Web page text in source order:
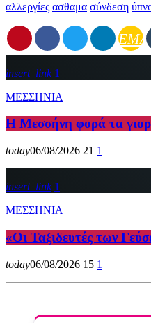
αλλεργίες ασθαμα σύνδεση
insert_link 1
ΜΕΣΣΗΝΙΑ
Η Μεσσήνη φορά τα
today06/08/2026 21 1
insert_link 1
ΜΕΣΣΗΝΙΑ
«Οι Ταξιδευτές των
today06/08/2026 15 1